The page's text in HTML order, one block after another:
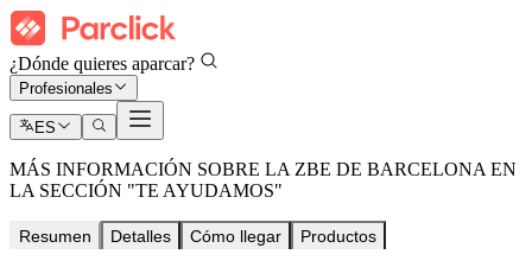
¿Dónde quieres aparcar?
Profesionales
ES
MÁS INFORMACIÓN SOBRE LA ZBE DE BARCELONA EN
LA SECCIÓN "TE AYUDAMOS"
Resumen Detalles Cómo llegar Productos